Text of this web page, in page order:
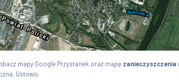
mapy Google Przystanek oraz mapę zanieczyszczenia
Ustowo.